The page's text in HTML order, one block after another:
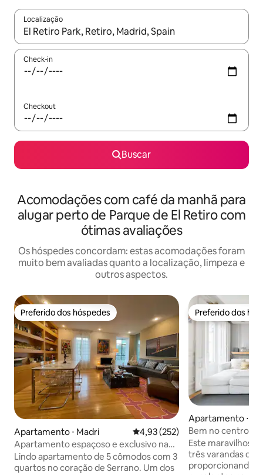
Localização
Quando os resultados estiverem disponíveis, explore-os
Check-in
Checkout
Buscar
Acomodações com café da manhã para
alugar perto de Parque de El Retiro com
ótimas avaliações
Os hóspedes concordam: estas acomodações foram
muito bem avaliadas quanto a localização, limpeza e
outros aspectos.
Preferido dos hóspedes
Preferido dos hóspedes
Apartamento ⋅ Madri 4,93 de uma avaliação média de
4,93 (252)
Apartamento espaçoso e exclusivo na
Golden Mile de Madri
Lindo apartamento de 5 cômodos com 3
quartos no coração de Serrano. Um dos
Preferido dos
Preferido dos
Apartamento ⋅
Bem no centro
vídeo
Este maravilhoso
três varandas
proporcionando